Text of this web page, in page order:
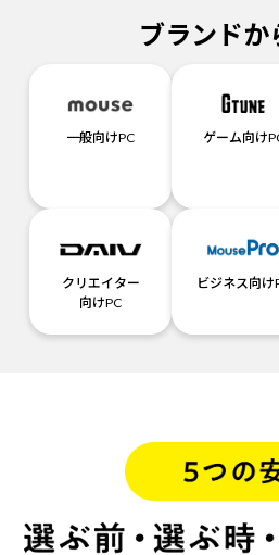
ブランドか
一般向けPC ゲーム向け
クリエイター
向けPC
ビジネス向け